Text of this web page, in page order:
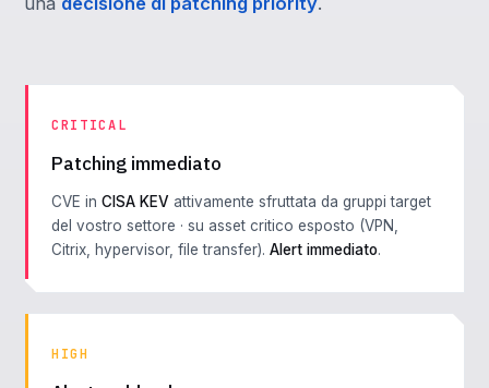
CRITICAL
Patching immediato
CVE in CISA KEV attivamente sfruttata da gruppi target
del vostro settore · su asset critico esposto (VPN,
Citrix, hypervisor, file transfer). Alert immediato.
HIGH